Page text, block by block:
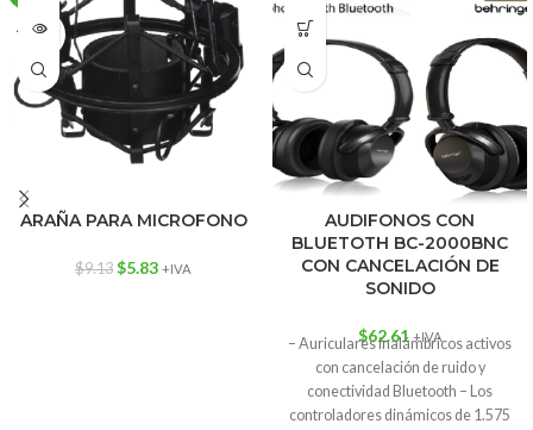
AGOT
ARAÑA PARA MICROFONO
$9.13 $5.83 +IVA
AUDIFONOS CON
BLUETOTH BC-2000BNC
CON CANCELACIÓN DE
SONIDO
$62.61 +IVA
– Auriculares inalámbricos activos
con cancelación de ruido y
conectividad Bluetooth – Los
controladores dinámicos de 1.575